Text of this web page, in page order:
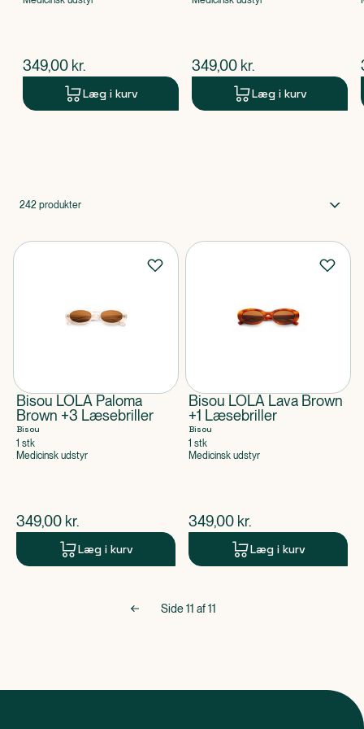
$nuværende pris
349,00 kr.
Læg i kurv
$nuværende pris
349,00 kr.
Læg i kurv
242 produkter
Bisou LOLA Paloma
Brown +3 Læsebriller
Bisou
1 stk
Medicinsk udstyr
$nuværende pris
349,00 kr.
Læg i kurv
Bisou LOLA Lava Brown
+1 Læsebriller
Bisou
1 stk
Medicinsk udstyr
$nuværende pris
349,00 kr.
Læg i kurv
Side11 af11